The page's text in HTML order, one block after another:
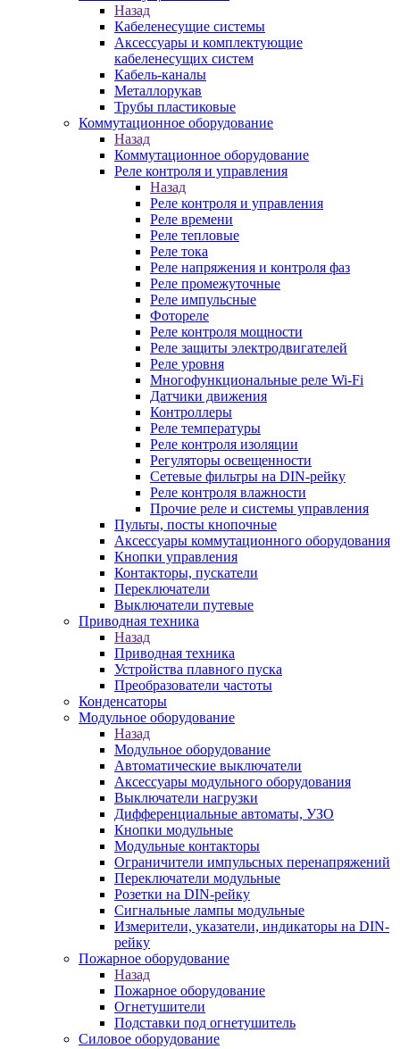
Назад
Кабеленесущие системы
Аксессуары и комплектующие
кабеленесущих систем
Кабель-каналы
Металлорукав
Трубы пластиковые
Коммутационное оборудование
Назад
Коммутационное оборудование
Реле контроля и управления
Назад
Реле контроля и управления
Реле времени
Реле тепловые
Реле тока
Реле напряжения и контроля фаз
Реле промежуточные
Реле импульсные
Фотореле
Реле контроля мощности
Реле защиты электродвигателей
Реле уровня
Многофункциональные реле Wi-Fi
Датчики движения
Контроллеры
Реле температуры
Реле контроля изоляции
Регуляторы освещенности
Сетевые фильтры на DIN-рейку
Реле контроля влажности
Прочие реле и системы управления
Пульты, посты кнопочные
Аксессуары коммутационного оборудования
Кнопки управления
Контакторы, пускатели
Переключатели
Выключатели путевые
Приводная техника
Назад
Приводная техника
Устройства плавного пуска
Преобразователи частоты
Конденсаторы
Модульное оборудование
Назад
Модульное оборудование
Автоматические выключатели
Аксессуары модульного оборудования
Выключатели нагрузки
Дифференциальные автоматы, УЗО
Кнопки модульные
Модульные контакторы
Ограничители импульсных перенапряжений
Переключатели модульные
Розетки на DIN-рейку
Сигнальные лампы модульные
Измерители, указатели, индикаторы на DIN-
рейку
Пожарное оборудование
Назад
Пожарное оборудование
Огнетушители
Подставки под огнетушитель
Силовое оборудование